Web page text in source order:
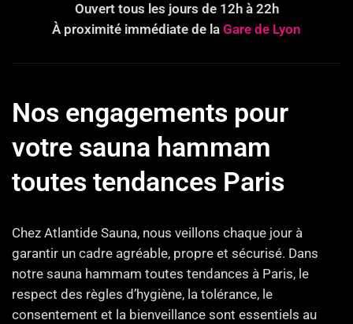
Ouvert tous les jours de 12h à 22h
À proximité immédiate de la Gare de Lyon
Nos engagements pour
votre sauna hammam
toutes tendances Paris
Chez Atlantide Sauna, nous veillons chaque jour à
garantir un cadre agréable, propre et sécurisé. Dans
notre sauna hammam toutes tendances à Paris, le
respect des règles d’hygiène, la tolérance, le
consentement et la bienveillance sont essentiels au